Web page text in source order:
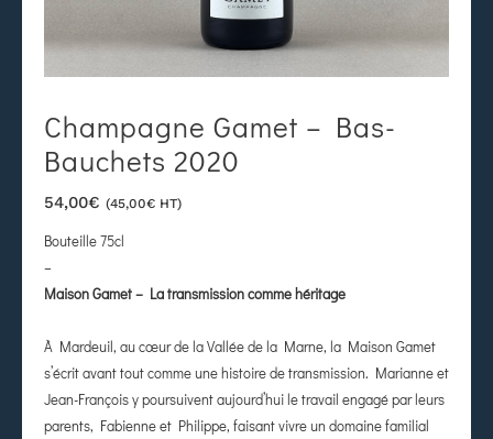
Champagne Gamet – Bas-
Bauchets 2020
54,00€ (45,00€ HT)
Bouteille 75cl
–
Maison Gamet – La transmission comme héritage
À Mardeuil, au cœur de la Vallée de la Marne, la Maison Gamet
s’écrit avant tout comme une histoire de transmission. Marianne et
Jean-François y poursuivent aujourd’hui le travail engagé par leurs
parents, Fabienne et Philippe, faisant vivre un domaine familial